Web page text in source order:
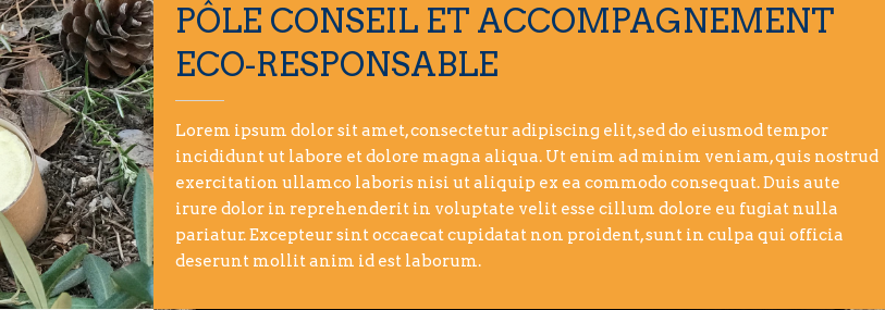
PÔLE CONSEIL ET ACCOMPAGNEMENT
ECO-RESPONSABLE
Lorem ipsum dolor sit amet, consectetur adipiscing elit, sed do eiusmod tempor
incididunt ut labore et dolore magna aliqua. Ut enim ad minim veniam, quis nostrud
exercitation ullamco laboris nisi ut aliquip ex ea commodo consequat. Duis aute
irure dolor in reprehenderit in voluptate velit esse cillum dolore eu fugiat nulla
pariatur. Excepteur sint occaecat cupidatat non proident, sunt in culpa qui officia
deserunt mollit anim id est laborum.